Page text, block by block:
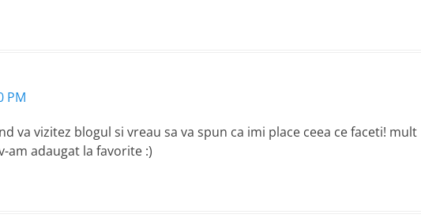
PM
va vizitez blogul si vreau sa va spun ca imi place ceea ce faceti! mult
am adaugat la favorite :)